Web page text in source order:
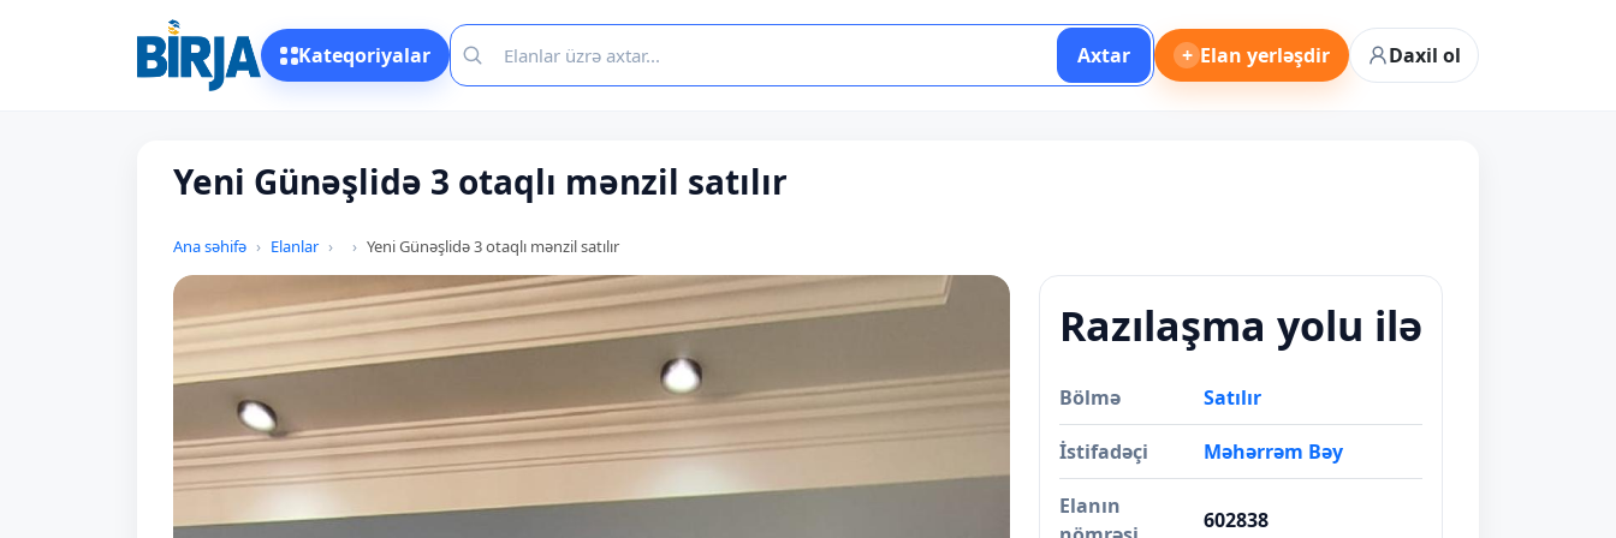
Kateqoriyalar Axtar + Elan yerləşdir Daxil ol
Yeni Günəşlidə 3 otaqlı mənzil satılır
Ana səhifə Elanlar Yeni Günəşlidə 3 otaqlı mənzil satılır
Razılaşma yolu ilə
Bölmə Satılır
İstifadəçi Məhərrəm Bəy
Elanın
602838